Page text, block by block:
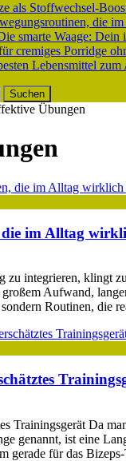
als Stoffwechsel-
die
smarte Waage: Dein
cremiges Porridge
Lebensmittel
Übungen
die im Alltag
integrieren, klingt
Aufwand,
Routinen, die
Trainingsgerät Da
genannt, ist eine
gerade für das